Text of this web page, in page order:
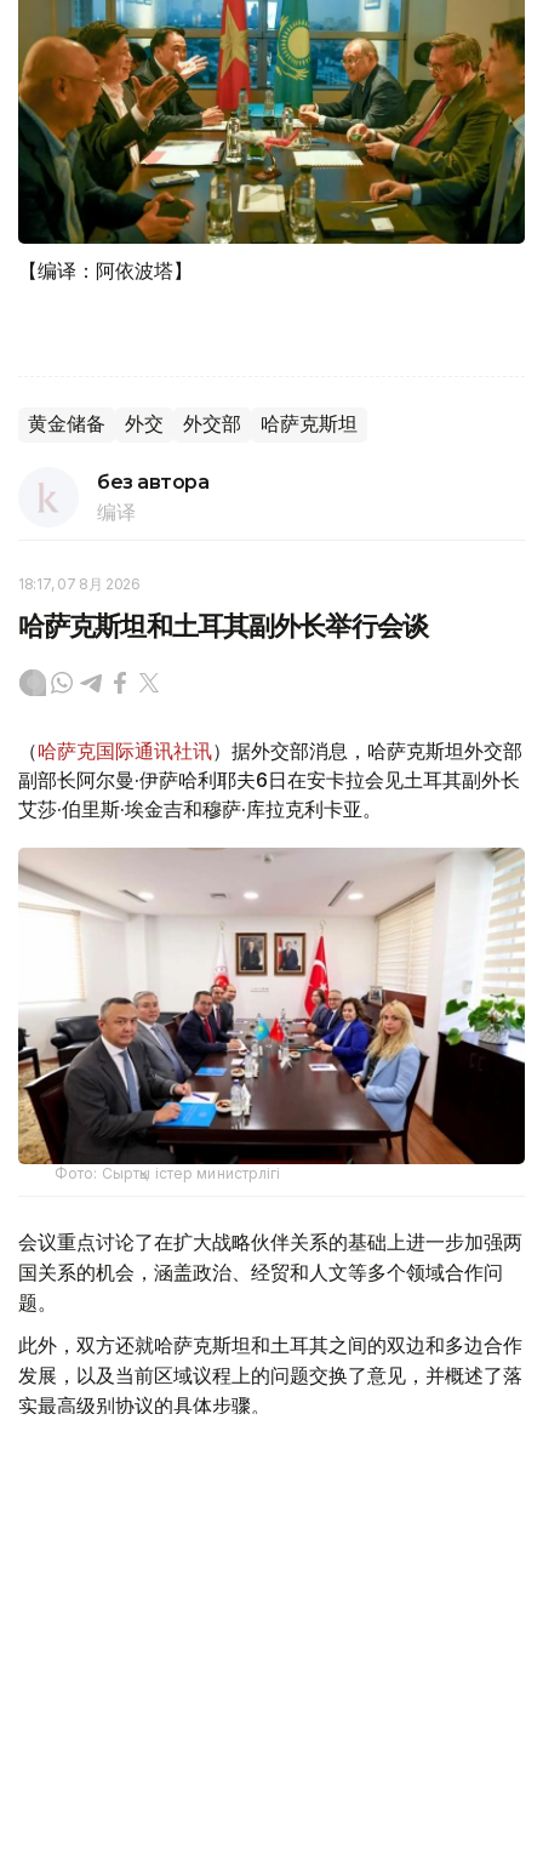
【编译：阿依波塔】
黄金储备 外交 外交部 哈萨克斯坦
без автора
编译
18:17, 07 8月 2026
哈萨克斯坦和土耳其副外长举行会谈
（哈萨克国际通讯社讯）据外交部消息，哈萨克斯坦外交部
副部长阿尔曼·伊萨哈利耶夫6日在安卡拉会见土耳其副外长
艾莎·伯里斯·埃金吉和穆萨·库拉克利卡亚。
Фото: Сыртқы істер министрлігі
会议重点讨论了在扩大战略伙伴关系的基础上进一步加强两
国关系的机会，涵盖政治、经贸和人文等多个领域合作问
题。
此外，双方还就哈萨克斯坦和土耳其之间的双边和多边合作
发展，以及当前区域议程上的问题交换了意见，并概述了落
实最高级别协议的具体步骤。